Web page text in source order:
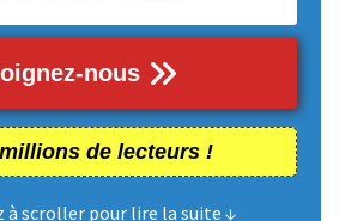
nous
de lecteurs !
à scroller pour lire la suite ↓